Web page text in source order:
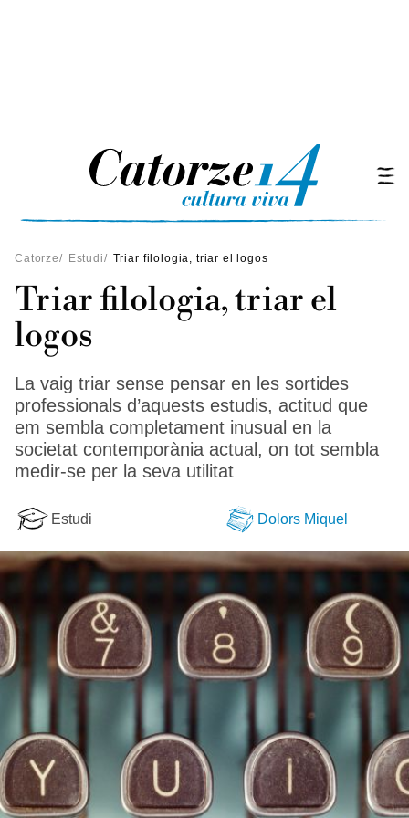
Catorze/ Estudi/ Triar filologia, triar el logos
Triar filologia, triar el
logos
La vaig triar sense pensar en les sortides
professionals d’aquests estudis, actitud que
em sembla completament inusual en la
societat contemporània actual, on tot sembla
medir-se per la seva utilitat
Estudi Dolors Miquel